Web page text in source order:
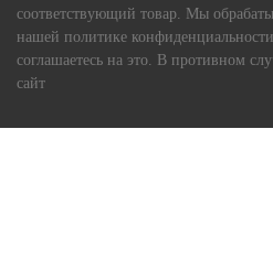
соответствующий товар. Мы
нашей политике
соглашаетесь на это. В противном
сайт